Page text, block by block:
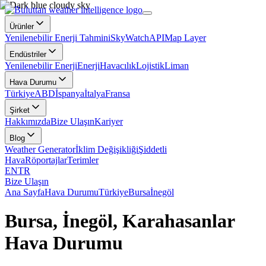
Ürünler
Yenilenebilir Enerji TahminiSkyWatchAPIMap Layer
Endüstriler
Yenilenebilir EnerjiEnerjiHavacılıkLojistikLiman
Hava Durumu
TürkiyeABDİspanyaİtalyaFransa
Şirket
HakkımızdaBize UlaşınKariyer
Blog
Weather Generatorİklim DeğişikliğiŞiddetli
HavaRöportajlarTerimler
ENTR
Bize Ulaşın
Ana SayfaHava DurumuTürkiyeBursaİnegöl
Bursa, İnegöl, Karahasanlar
Hava Durumu